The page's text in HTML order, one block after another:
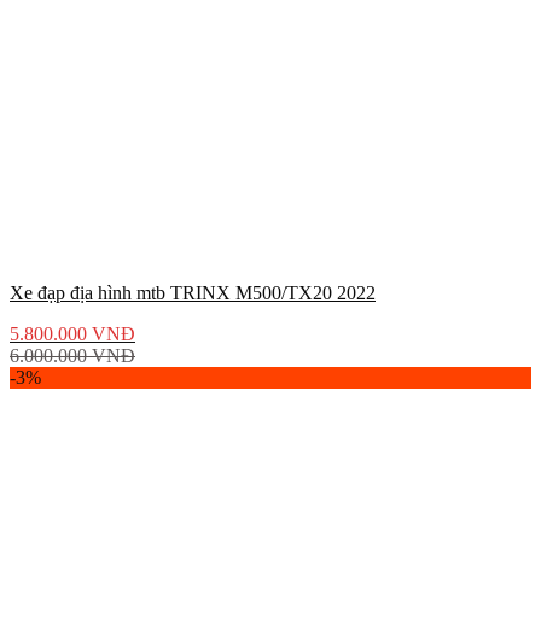
Xe đạp địa hình mtb TRINX M500/TX20 2022
5.800.000 VNĐ
6.000.000VNĐ
-3%